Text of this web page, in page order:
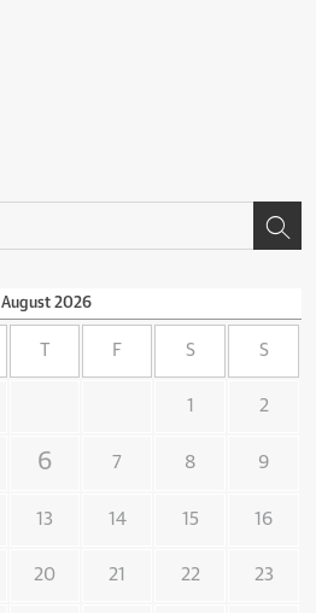
August 2026
F S S
1 2
6 7 8 9
13 14 15 16
20 21 22 23